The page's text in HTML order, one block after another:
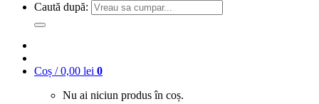
Caută după:
Coș /0,00 lei 0
Nu ai niciun produs în coș.